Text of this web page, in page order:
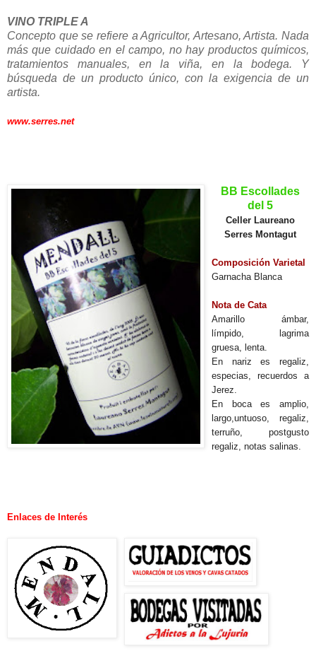
VINO TRIPLE A
Concepto que se refiere a Agricultor, Artesano, Artista. Nada
más que cuidado en el campo, no hay productos químicos,
tratamientos manuales, en la viña, en la bodega. Y
búsqueda de un producto único, con la exigencia de un
artista.
www.serres.net
BB Escollades
del 5
Celler Laureano
Serres Montagut
Composición Varietal
Garnacha Blanca
Nota de Cata
Amarillo ámbar,
límpido, lagrima
gruesa, lenta.
En nariz es regaliz,
especias, recuerdos a
Jerez.
En boca es amplio,
largo,untuoso, regaliz,
terruño, postgusto
regaliz, notas salinas.
Enlaces de Interés